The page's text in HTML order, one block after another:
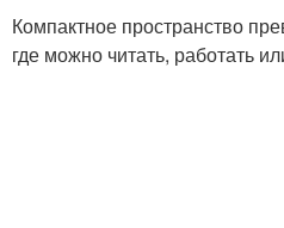
Компактное пространство
где можно читать, работать